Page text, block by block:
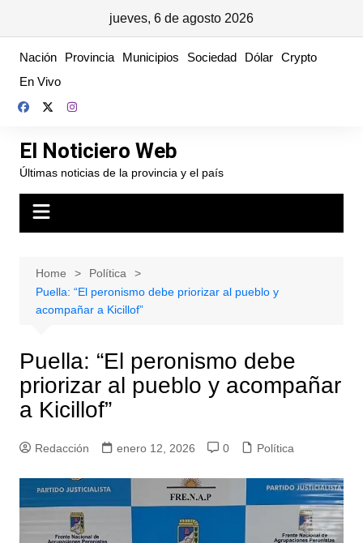
jueves, 6 de agosto 2026
content
Nación Provincia Municipios Sociedad Dólar Crypto
En Vivo
El Noticiero Web
Últimas noticias de la provincia y el país
Home
Política
Puella: “El peronismo debe priorizar al pueblo y
acompañar a Kicillof”
Puella: “El peronismo debe
priorizar al pueblo y acompañar
a Kicillof”
Redacción enero 12, 2026 0 Política